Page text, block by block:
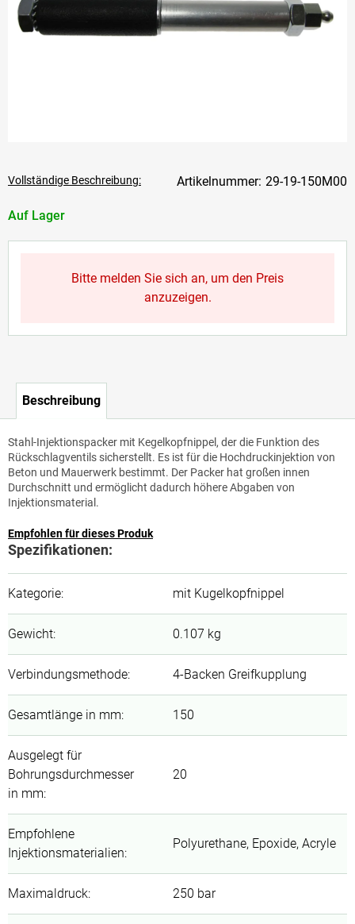
Auf Lager
Vollständige Beschreibung: 29-19-150M00
Bitte melden Sie sich an, um den Preis
anzuzeigen.
Beschreibung
Stahl-Injektionspacker mit Kegelkopfnippel, der die Funktion des
Rückschlagventils sicherstellt. Es ist für die Hochdruckinjektion von
Beton und Mauerwerk bestimmt. Der Packer hat großen innen
Durchschnitt und ermöglicht dadurch höhere Abgaben von
Injektionsmaterial.
Empfohlen für dieses Produk
Spezifikationen:
Kategorie: mit Kugelkopfnippel
Gewicht: 0.107 kg
Verbindungsmethode: 4-Backen Greifkupplung
Gesamtlänge in mm: 150
Ausgelegt für
Bohrungsdurchmesser
in mm:
20
Empfohlene
Injektionsmaterialien:
Polyurethane, Epoxide, Acryle
Maximaldruck: 250 bar